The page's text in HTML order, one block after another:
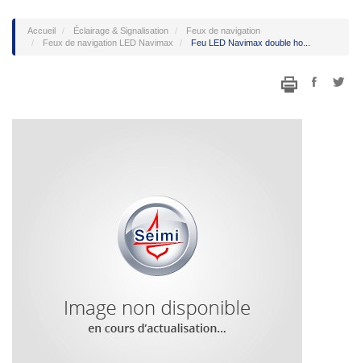
Accueil Éclairage & Signalisation
Feux de navigation
Feux de navigation LED Navimax
Feu LED Navimax double ho...